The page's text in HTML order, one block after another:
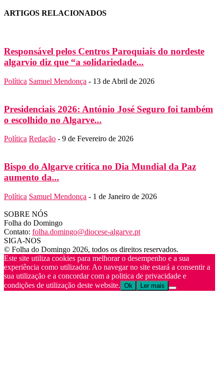
ARTIGOS RELACIONADOS
Responsável pelos Centros Paroquiais do nordeste
algarvio diz que “a solidariedade...
Política Samuel Mendonça - 13 de Abril de 2026
Presidenciais 2026: António José Seguro foi também
o escolhido no Algarve...
Política Redação - 9 de Fevereiro de 2026
Bispo do Algarve critica no Dia Mundial da Paz
aumento da...
Política Samuel Mendonça - 1 de Janeiro de 2026
SOBRE NÓS
Folha do Domingo
Contato: folha.domingo@diocese-algarve.pt
SIGA-NOS
© Folha do Domingo 2026, todos os direitos reservados.
Este site utiliza cookies para melhorar o desempenho e a sua
experiência como utilizador. Ao navegar no site estará a consentir a
sua utilização e a concordar com a politica de privacidade e
condições de utilização deste website. Ok Ler mais